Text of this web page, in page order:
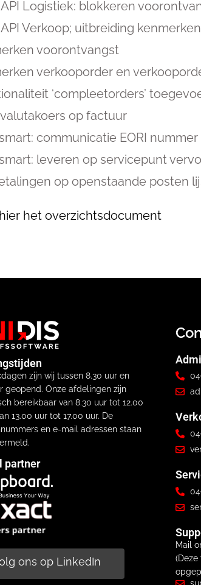
API Logistiek: blokkeren
API Verkoop; uitbreiding
voorontvangst
verkooporder en
‘compleetorders’
valutakoers op factuur
communicatie EORI nummer
leveren op servicepunt
op openstaande posten
het overzichtsdocument
zijn wij tussen 8.30 uur en
geopend. Onze afdelingen zijn
bereikbaar van 8.30 uur tot 12.00
13.00 uur tot 17.00 uur. De
en e-mail adressen staan
partner
ons op LinkedIn
Mail